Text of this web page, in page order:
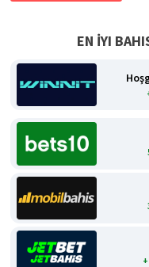
EN İYI